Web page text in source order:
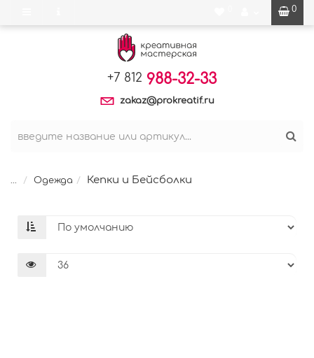
0
+7 812 988-32-33
zakaz@prokreatif.ru
... Одежда Кепки и Бейсболки